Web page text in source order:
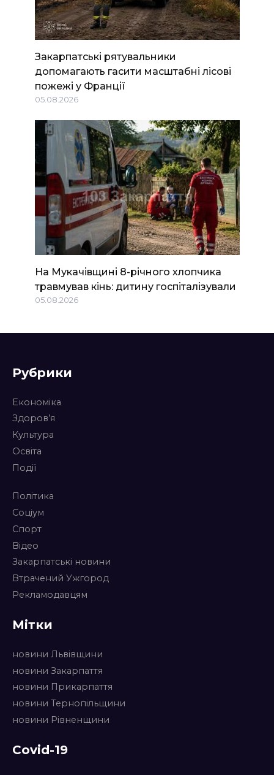
Закарпатські рятувальники
допомагають гасити масштабні лісові
пожежі у Франції
05.08.2026
На Мукачівщині 8-річного хлопчика
травмував кінь: дитину госпіталізували
05.08.2026
Рубрики
Економіка
Здоров’я
Культура
Освіта
Події
Політика
Соціум
Спорт
Відео
Закарпатські новини
Втрачений Ужгород
Рекламодавцям
Мітки
новини Львівщини
новини Закарпаття
новини Прикарпаття
новини Тернопільщини
новини Рівненщини
Covid-19